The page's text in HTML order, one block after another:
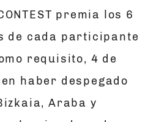
premia los 6
de cada participante
requisito, 4 de
haber despegado
Araba y